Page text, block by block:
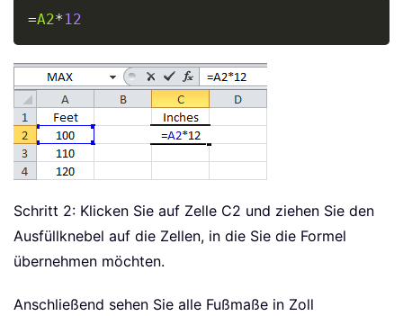
=A2*12
Schritt 2: Klicken Sie auf Zelle C2 und ziehen Sie den
Ausfüllknebel auf die Zellen, in die Sie die Formel
übernehmen möchten.
Anschließend sehen Sie alle Fußmaße in Zoll